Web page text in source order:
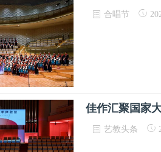
合唱节
佳作汇聚国家
艺教头条